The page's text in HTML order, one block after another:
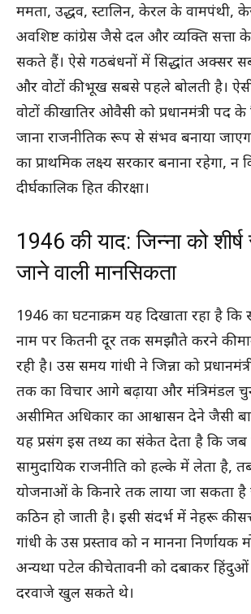
ममता, उद्धव, स्टालिन, केरल के वामपंथी,
अवशिष्ट कांग्रेस जैसे दल और व्यक्ति सत्ता
सकते हैं। ऐसे गठबंधनों में सिद्धांत अक्सर
और वोटों की भूख सबसे पहले बोलती है।
वोटों की खातिर ओवैसी को प्रधानमंत्री पद
जाना राजनीतिक रूप से संभव बनाया
का प्राथमिक लक्ष्य सरकार बनाना रहेगा, न
दीर्घकालिक हित की रक्षा।
1946 की याद: जिन्ना को
जाने वाली मानसिकता
1946 का घटनाक्रम यह दिखाता रहा है
नाम पर कितनी दूर तक समझौते करने की
रही है। उस समय गांधी ने जिन्ना को
तक का विचार आगे बढ़ाया और मंत्रिमंडल
असीमित अधिकार का आश्वासन देने जैसी
यह प्रसंग इस तथ्य का संकेत देता है कि जब
सामुदायिक राजनीति को हल्के में लेता है, तब
योजनाओं के किनारे तक लाया जा सकता है
कठिन हो जाती है। इसी संदर्भ में नेहरू की
गांधी के उस प्रस्ताव को न मानना निर्णायक
अन्यथा पटेल की चेतावनी को दबाकर
दरवाजे खुल सकते थे।